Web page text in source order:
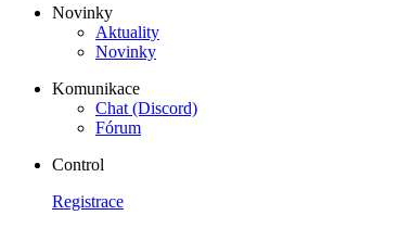
Novinky
Aktuality
Novinky
Komunikace
Chat (Discord)
Fórum
Control
Registrace